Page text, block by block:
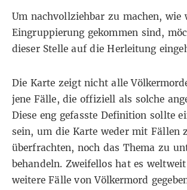
Um nachvollziehbar zu machen, wie
Eingruppierung gekommen sind,
dieser Stelle auf die Herleitung
Die Karte zeigt nicht alle
jene Fälle, die offiziell als solche
Diese eng gefasste Definition sollte
sein, um die Karte weder mit Fällen
überfrachten, noch das Thema zu
behandeln. Zweifellos hat es
weitere Fälle von Völkermord